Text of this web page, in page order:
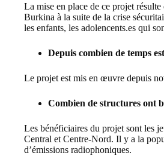
La mise en place de ce projet résulte
Burkina à la suite de la crise
les enfants, les adolencents.es qui
Depuis combien de temps
Le projet est mis en œuvre depuis
Combien de structures ont
Les bénéficiaires du projet sont les
Central et Centre-Nord. Il y a la
d’émissions radiophoniques.